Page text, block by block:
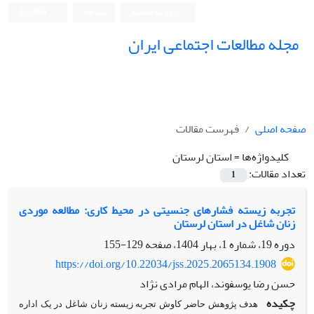
مجله مطالعات اجتماعی ایران
صفحه اصلی
فهرست مقالات
کلیدواژه‌ها =استان لرستان
تعداد مقالات:
1
تجربه زیسته فشارهای جنسیتی در محیط کاری: مطالعه‌ موردی
زنان شاغل در استان لرستان
دوره 19، شماره 1، بهار 1404، صفحه
129-155
https://doi.org/10.22034/jss.2025.2065134.1908
حسن رضا یوسفوند، الهام مرادی نژاد
چکیده
هدف پژوهش حاضر کاوش تجربه زیسته زنان شاغل در یک اداره